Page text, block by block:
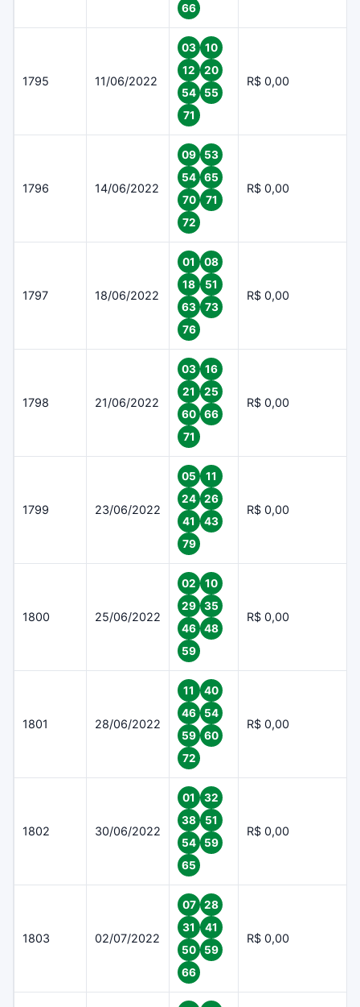
66
1795 11/06/2022
03
10
12
20
54
55
71
R$ 0,00
1796 14/06/2022
09
53
54
65
70
71
72
R$ 0,00
1797 18/06/2022
01
08
18
51
63
73
76
R$ 0,00
1798 21/06/2022
03
16
21
25
60
66
71
R$ 0,00
1799 23/06/2022
05
11
24
26
41
43
79
R$ 0,00
1800 25/06/2022
02
10
29
35
46
48
59
R$ 0,00
1801 28/06/2022
11
40
46
54
59
60
72
R$ 0,00
1802 30/06/2022
01
32
38
51
54
59
65
R$ 0,00
1803 02/07/2022
07
28
31
41
50
59
66
R$ 0,00